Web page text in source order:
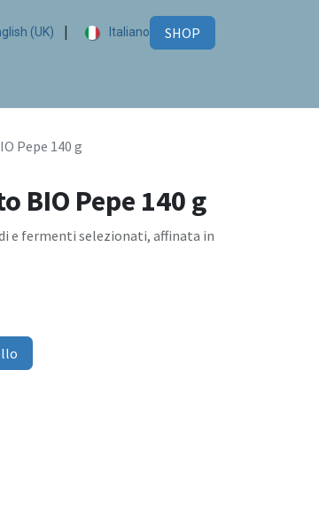
(UK) | Italiano SHOP
Pepe 140 g
BIO Pepe 140 g
e fermenti selezionati, affinata in